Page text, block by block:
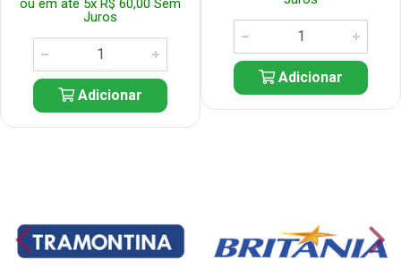
ou em até 5x R$ 60,00 Sem
Juros
Adicionar
Adicionar